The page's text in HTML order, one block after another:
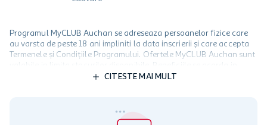
Programul MyCLUB Auchan se adreseaza persoanelor fizice care
au varsta de peste 18 ani impliniti la data inscrierii și care accepta
Termenele și Condițiile Programului. Ofertele MyCLUB Auchan sunt
limita a 12 unitati / card client o singura data in perioada promotiei.
activitati in afara celor mentionate in Termene si Conditii. Auchan
CITESTE MAI MULT